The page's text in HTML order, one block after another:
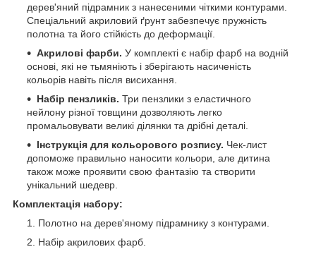
дерев'яний підрамник з нанесеними чіткими контурами.
Спеціальний акриловий ґрунт забезпечує пружність
полотна та його стійкість до деформації.
Акрилові фарби. У комплекті є набір фарб на водній
основі, які не тьмяніють і зберігають насиченість
кольорів навіть після висихання.
Набір пензликів. Три пензлики з еластичного
нейлону різної товщини дозволяють легко
промальовувати великі ділянки та дрібні деталі.
Інструкція для кольорового розпису. Чек-лист
допоможе правильно наносити кольори, але дитина
також може проявити свою фантазію та створити
унікальний шедевр.
Комплектація набору:
Полотно на дерев'яному підрамнику з контурами.
Набір акрилових фарб.